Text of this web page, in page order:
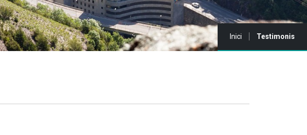
Sou a:
Inici Testimonis